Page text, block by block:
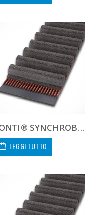
CONTI® SYNCHROBELT 300H-400 CUSTOM
LEGGI TUTTO